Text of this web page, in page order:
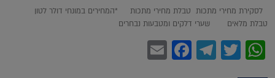
לסקירת מחירי מתכות טבלת מחירי מתכות *המחירים במונחי דולר לטון
טבלת מלאים שערי דלקים ומטבעות נבחרים
WhatsApp
Twitter
Telegram
Facebook